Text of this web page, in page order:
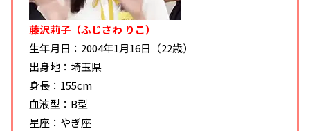
藤沢莉子（ふじさわ りこ）
生年月日：2004年1月16日（22歳）
出身地：埼玉県
身長：155cm
血液型：B型
星座：やぎ座